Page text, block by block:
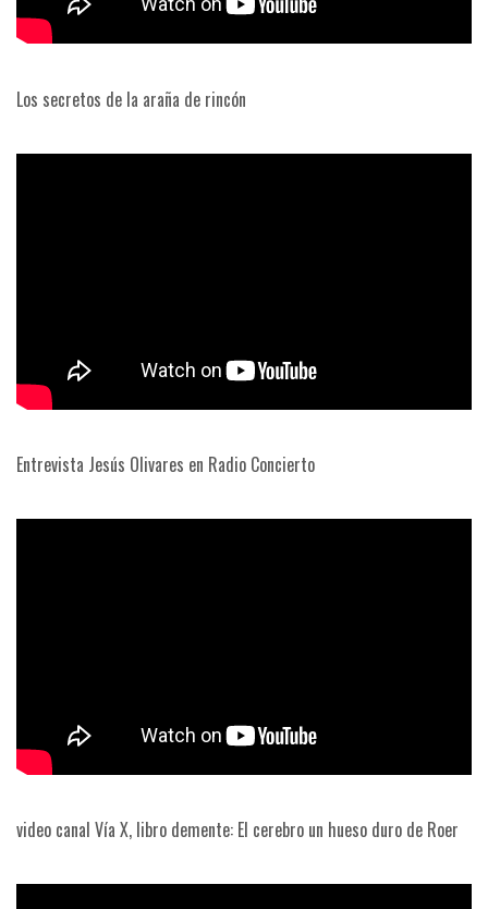
Los secretos de la araña de rincón
Entrevista Jesús Olivares en Radio Concierto
video canal Vía X, libro demente: El cerebro un hueso duro de Roer